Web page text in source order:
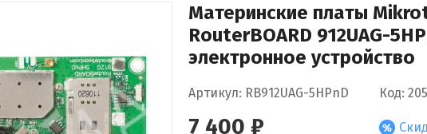
Материнские платы
RouterBOARD 912UAG-
электронное устройство
Артикул: RB912UAG-5HPnD Код:
7 400 ₽